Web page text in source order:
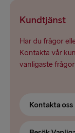
Kundtjänst
Har du frågor
Kontakta vår
vanligaste
Kontakta oss